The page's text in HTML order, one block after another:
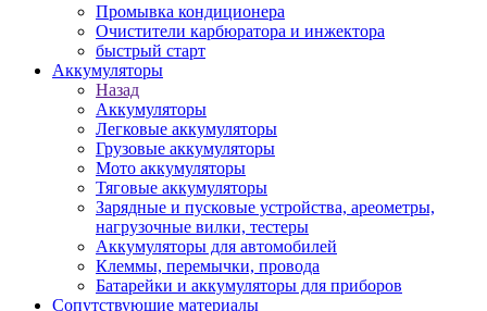
Промывка кондиционера
Очистители карбюратора и инжектора
быстрый старт
Аккумуляторы
Назад
Аккумуляторы
Легковые аккумуляторы
Грузовые аккумуляторы
Мото аккумуляторы
Тяговые аккумуляторы
Зарядные и пусковые устройства, ареометры,
нагрузочные вилки, тестеры
Аккумуляторы для автомобилей
Клеммы, перемычки, провода
Батарейки и аккумуляторы для приборов
Сопутствующие материалы